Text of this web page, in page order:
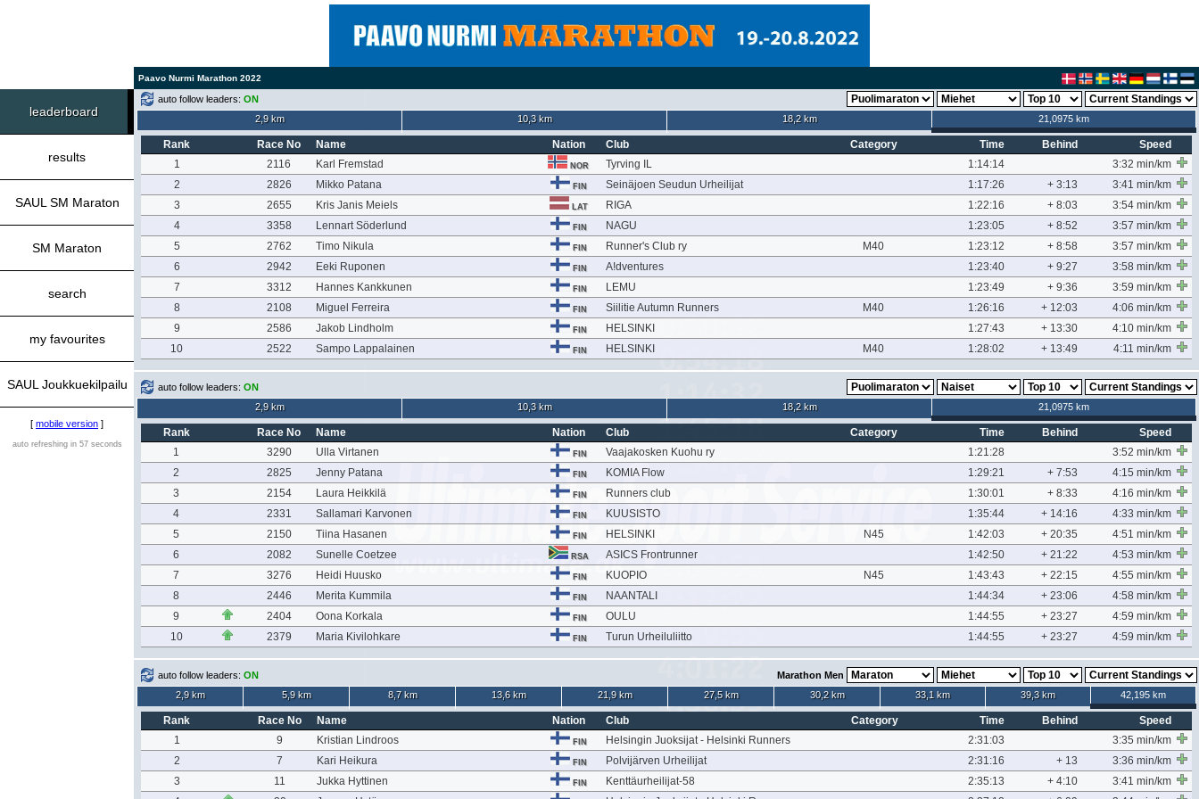
Paavo Nurmi Marathon 2022
leaderboard
results
SAUL SM Maraton
SM Maraton
search
my favourites
SAUL Joukkuekilpailu
[ mobile version ]
auto refreshing in 57 seconds
auto follow leaders: ON
2,9 km
10,3 km 18,2 km 21,0975 km
Rank Race No Name Nation Club Category Time Behind
Speed
1
2116 Karl Fremstad NOR Tyrving IL 1:14:14
3:32 min/km
2
2826 Mikko Patana FIN Seinäjoen Seudun Urheilijat 1:17:26 + 3:13
3:41 min/km
3
2655 Kris Janis Meiels LAT RIGA 1:22:16 + 8:03
3:54 min/km
4
3358 Lennart Söderlund FIN NAGU 1:23:05 + 8:52
3:57 min/km
5
2762 Timo Nikula FIN Runner's Club ry M40 1:23:12 + 8:58
3:57 min/km
6
2942 Eeki Ruponen FIN A!dventures 1:23:40 + 9:27
3:58 min/km
7
3312 Hannes Kankkunen FIN LEMU 1:23:49 + 9:36
3:59 min/km
8
2108 Miguel Ferreira FIN Siilitie Autumn Runners M40 1:26:16 + 12:03
4:06 min/km
9
2586 Jakob Lindholm FIN HELSINKI 1:27:43 + 13:30
4:10 min/km
10
2522 Sampo Lappalainen FIN HELSINKI M40 1:28:02 + 13:49 4:11 min/km
auto follow leaders: ON
2,9 km
10,3 km 18,2 km 21,0975 km
Rank Race No Name Nation Club Category Time Behind
Speed
1
3290 Ulla Virtanen FIN Vaajakosken Kuohu ry 1:21:28
3:52 min/km
2
2825 Jenny Patana FIN KOMIA Flow 1:29:21 + 7:53
4:15 min/km
3
2154 Laura Heikkilä FIN Runners club 1:30:01 + 8:33
4:16 min/km
4
2331 Sallamari Karvonen FIN KUUSISTO 1:35:44 + 14:16
4:33 min/km
5
2150 Tiina Hasanen FIN HELSINKI N45 1:42:03 + 20:35
4:51 min/km
6
2082 Sunelle Coetzee RSA ASICS Frontrunner 1:42:50 + 21:22
4:53 min/km
7
3276 Heidi Huusko FIN KUOPIO N45 1:43:43 + 22:15
4:55 min/km
8
2446 Merita Kummila FIN NAANTALI 1:44:34 + 23:06
4:58 min/km
9
2404 Oona Korkala FIN OULU 1:44:55 + 23:27
4:59 min/km
10
2379 Maria Kivilohkare FIN Turun Urheiluliitto 1:44:55 + 23:27 4:59 min/km
auto follow leaders: ON
Marathon Men
2,9 km
5,9 km 8,7 km 13,6 km 21,9 km 27,5 km 30,2 km 33,1 km 39,3 km 42,195 km
Rank Race No Name Nation Club Category Time Behind
Speed
1
9 Kristian Lindroos FIN Helsingin Juoksijat - Helsinki Runners 2:31:03
3:35 min/km
2
7 Kari Heikura FIN Polvijärven Urheilijat 2:31:16 + 13
3:36 min/km
3
11 Jukka Hyttinen FIN Kenttäurheilijat-58 2:35:13 + 4:10
3:41 min/km